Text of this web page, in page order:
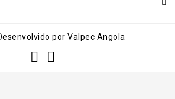
por Valpec Angola